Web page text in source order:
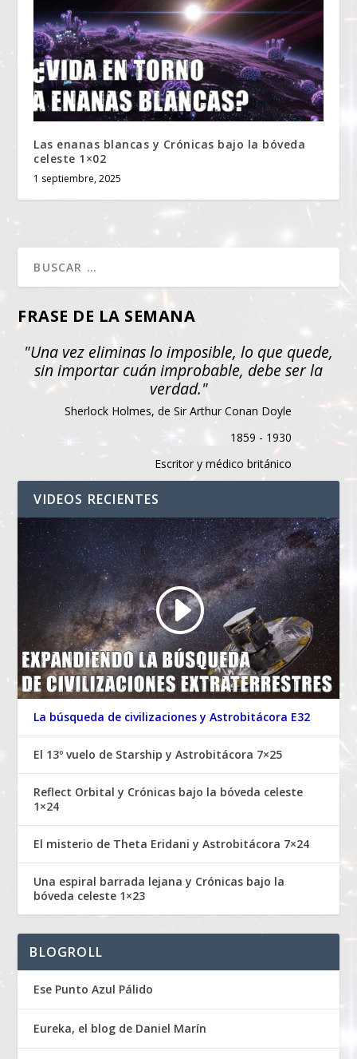
Las enanas blancas y Crónicas bajo la bóveda
celeste 1×02
1 septiembre, 2025
FRASE DE LA SEMANA
"Una vez eliminas lo imposible, lo que quede,
sin importar cuán improbable, debe ser la
verdad."
Sherlock Holmes, de Sir Arthur Conan Doyle
1859 - 1930
Escritor y médico británico
VIDEOS RECIENTES
La búsqueda de civilizaciones y Astrobitácora E32
El 13º vuelo de Starship y Astrobitácora 7×25
Reflect Orbital y Crónicas bajo la bóveda celeste
1×24
El misterio de Theta Eridani y Astrobitácora 7×24
Una espiral barrada lejana y Crónicas bajo la
bóveda celeste 1×23
BLOGROLL
Ese Punto Azul Pálido
Eureka, el blog de Daniel Marín